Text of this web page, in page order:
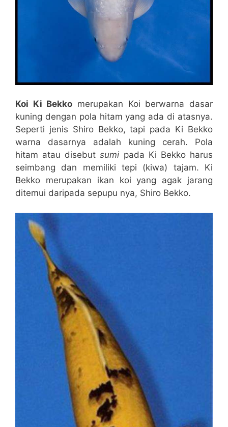
Koi Ki Bekko merupakan Koi berwarna dasar
kuning dengan pola hitam yang ada di atasnya.
Seperti jenis Shiro Bekko, tapi pada Ki Bekko
warna dasarnya adalah kuning cerah. Pola
hitam atau disebutsumi pada Ki Bekko harus
seimbang dan memiliki tepi (kiwa) tajam. Ki
Bekko merupakan ikan koi yang agak jarang
ditemui daripada sepupu nya, Shiro Bekko.